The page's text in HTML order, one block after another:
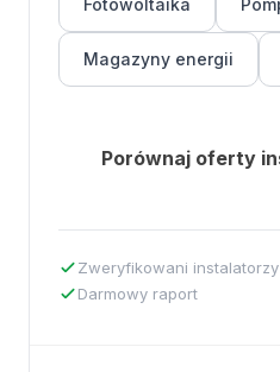
Fotowoltaika
Magazyny energii
Porównaj oferty
Zweryfikowani instalatorzy
Darmowy raport